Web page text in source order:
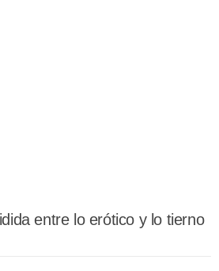
entre lo erótico y lo tierno